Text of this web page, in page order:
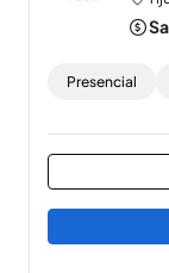
Presencial